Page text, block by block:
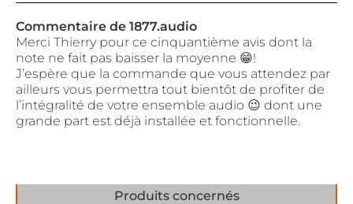
Commentaire de 1877.audio
Merci Thierry pour ce cinquantième avis dont la
note ne fait pas baisser la moyenne 😁!
J’espère que la commande que vous attendez par
ailleurs vous permettra tout bientôt de profiter de
l’intégralité de votre ensemble audio 😉 dont une
grande part est déjà installée et fonctionnelle.
Produits concernés